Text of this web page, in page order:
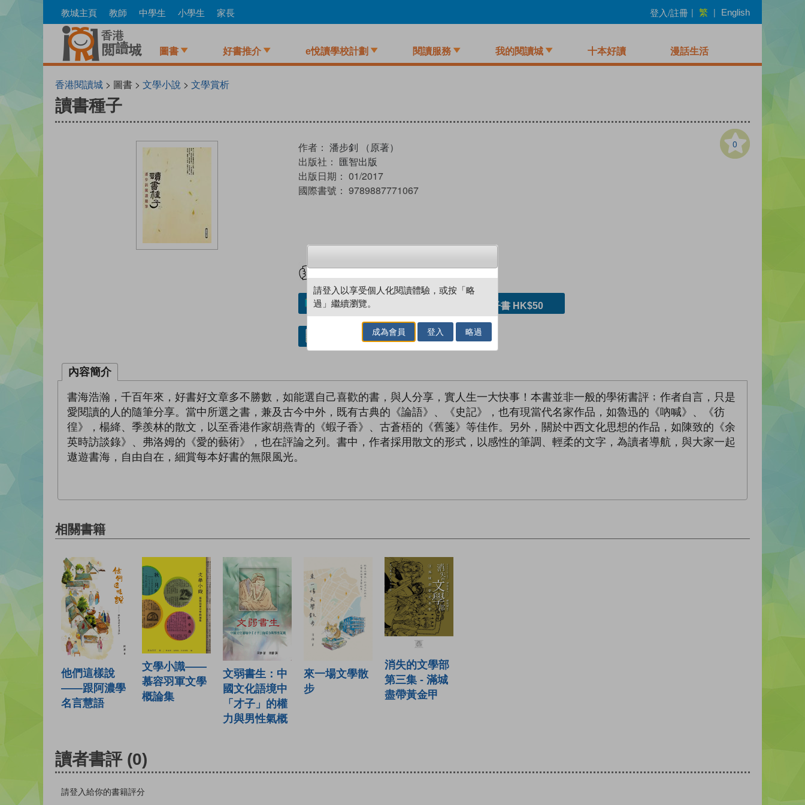
to
教城主頁 教師 中學生 小學生 家長 登入/註冊 | 繁 | English
圖書 好書推介 e悅讀學校計劃 閱讀服務 我的閱讀城 十本好讀 漫話生活
香港閱讀城 > 圖書 > 文學小說 > 文學賞析
讀書種子
0
作者： 潘步釗 （原著）
出版社： 匯智出版
出版日期： 01/2017
國際書號： 9789887771067
加入／閱讀電子書 購買電子書 HK$50
借閱實體書
內容簡介
書海浩瀚，千百年來，好書好文章多不勝數，如能選自己喜歡的書，與人分享，實人生一大快事！本書並非一般的學術書評﹔作者自言，只是
愛閱讀的人的隨筆分享。當中所選之書，兼及古今中外，既有古典的《論語》、《史記》，也有現當代名家作品，如魯迅的《吶喊》、《彷
徨》，楊絳、季羨林的散文，以至香港作家胡燕青的《蝦子香》、古蒼梧的《舊箋》等佳作。另外，關於中西文化思想的作品，如陳致的《余
英時訪談錄》、弗洛姆的《愛的藝術》，也在評論之列。書中，作者採用散文的形式，以感性的筆調、輕柔的文字，為讀者導航，與大家一起
遨遊書海，自由自在，細賞每本好書的無限風光。
相關書籍
他們這樣說
——跟阿濃學
名言慧語
文學小識——
慕容羽軍文學
概論集
文弱書生：中
國文化語境中
「才子」的權
力與男性氣概
來一場文學散
步
消失的文學部
第三集 - 滿城
盡帶黃金甲
讀者書評 (0)
請登入給你的書籍評分
請登入以享受個人化閱讀體驗，或按「略
過」繼續瀏覽。
成為會員 登入 略過